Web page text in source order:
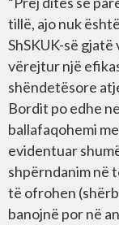
tillë, ajo nuk
ShSKUK-së
vërejtur një
shëndetësore
Bordit po edhe
ballafaqohemi
evidentuar
shpërndanim në
të ofrohen
banojnë por në